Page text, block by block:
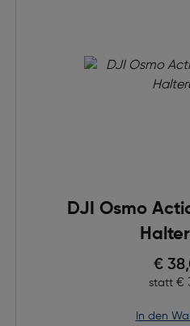
DJI Osmo
€
statt €
in den